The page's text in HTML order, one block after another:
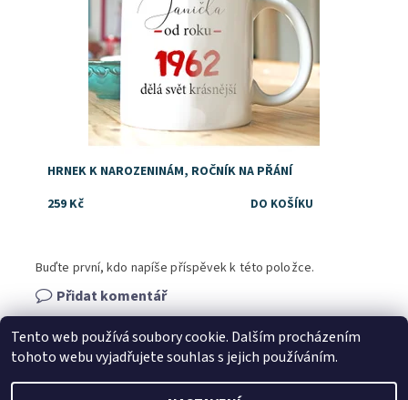
HRNEK K NAROZENINÁM, ROČNÍK NA PŘÁNÍ
259 Kč
Buďte první, kdo napíše příspěvek k této položce.
Přidat komentář
Tento web používá soubory cookie. Dalším procházením
tohoto webu vyjadřujete souhlas s jejich používáním.